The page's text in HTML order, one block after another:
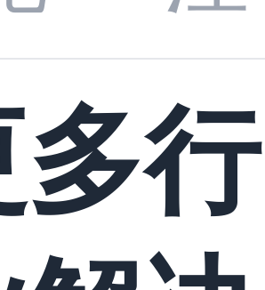
变
行